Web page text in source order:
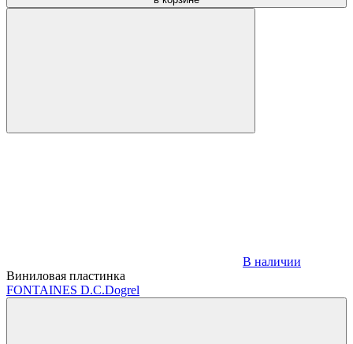
В наличии
Виниловая пластинка
FONTAINES D.C.Dogrel